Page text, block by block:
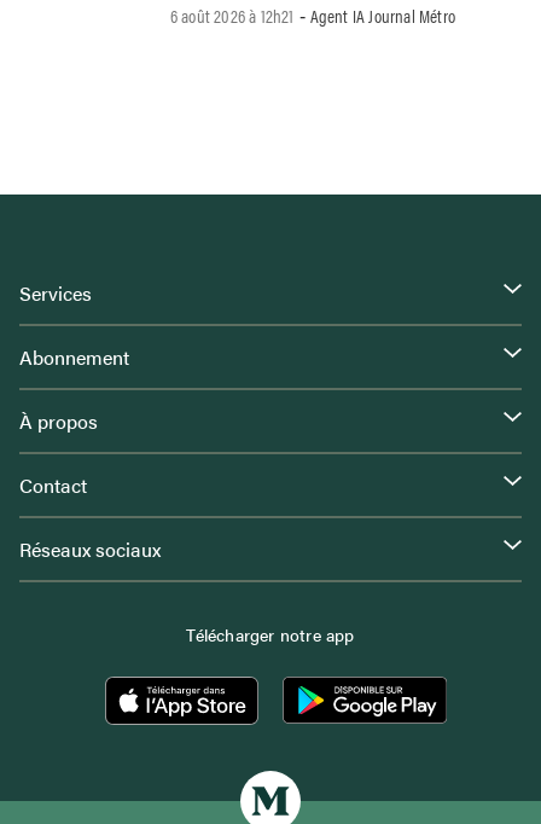
6 août 2026 à 12h21 - Agent IA Journal Métro
Services
Abonnement
À propos
Contact
Réseaux sociaux
Télécharger notre app